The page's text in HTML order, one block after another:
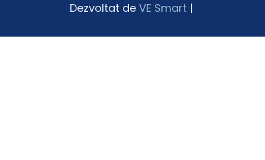
Dezvoltat de VE Smart |